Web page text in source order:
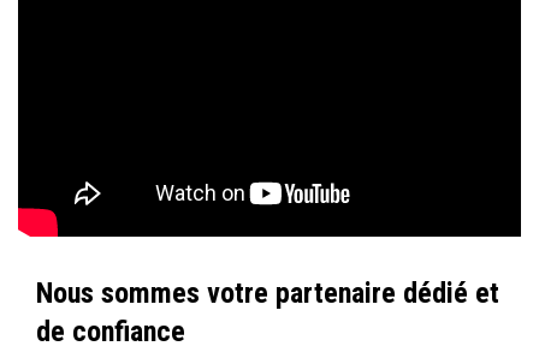
Nous sommes votre partenaire dédié et
de confiance